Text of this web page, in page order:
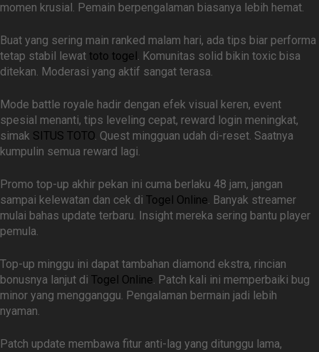
momen krusial. Pemain berpengalaman biasanya lebih hemat.
Buat yang sering main ranked malam hari, ada tips biar performa
tetap stabil lewat toto togel . Komunitas solid bikin toxic bisa
ditekan. Moderasi yang aktif sangat terasa.
Mode battle royale hadir dengan efek visual keren, event
spesial menanti, tips leveling cepat, reward login meningkat,
simak SITUS TOTO. Quest mingguan udah di-reset. Saatnya
kumpulin semua reward lagi.
Promo top-up akhir pekan ini cuma berlaku 48 jam, jangan
sampai kelewatan dan cek di Togel Online. Banyak streamer
mulai bahas update terbaru. Insight mereka sering bantu player
pemula.
Top-up minggu ini dapat tambahan diamond ekstra, rincian
bonusnya lanjut di Togel Online. Patch kali ini memperbaiki bug
minor yang mengganggu. Pengalaman bermain jadi lebih
nyaman.
Patch update membawa fitur anti-lag yang ditunggu lama,